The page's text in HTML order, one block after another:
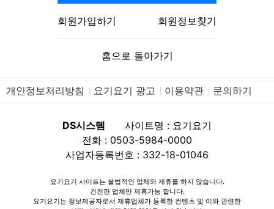
회원가입하기 회원정보찾기
홈으로 돌아가기
개인정보처리방침 요기요기 광고 이용약관 문의하기
DS시스템
사이트명 : 요기요기
전화 : 0503-5984-0000
사업자등록번호 : 332-18-01046
요기요기 사이트는 불법적인 업체와 제휴를 하지 않습니다.
건전한 업체만 제휴가능 합니다.
요기요기는 정보제공자로서 제휴업체가 등록한 컨텐츠 및 이와 관련한